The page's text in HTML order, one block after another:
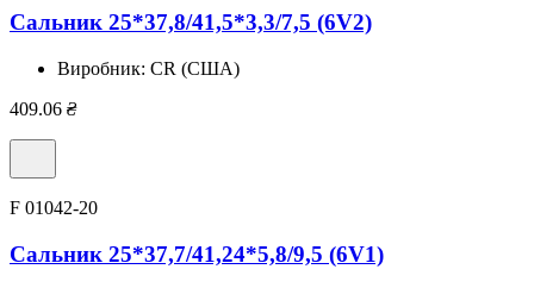
Сальник 25*37,8/41,5*3,3/7,5 (6V2)
Виробник: CR (США)
409.06 ₴
F 01042-20
Сальник 25*37,7/41,24*5,8/9,5 (6V1)